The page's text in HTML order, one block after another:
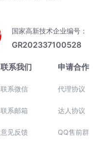
国家高新技术企业编号：
GR202337100528
联系我们
联系微信
联系邮箱
意见反馈
申请合作
代理协议
达人协议
QQ售前群